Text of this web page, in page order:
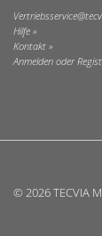
Hilfe
Kontakt
Anmelden oder
© 2026 TECVIA